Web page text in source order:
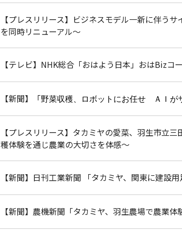
【プレスリリース】ビジネスモデル一新に伴う
を同時リニューアル～
【テレビ】NHK総合「おはよう日本」おはBizコ
【新聞】「野菜収穫、ロボットにお任せ ＡＩが
【プレスリリース】タカミヤの愛菜、羽生市立
穫体験を通じ農業の大切さを体感～
【新聞】日刊工業新聞 「タカミヤ、関東に建設
【新聞】農機新聞「タカミヤ、羽生農場で農業